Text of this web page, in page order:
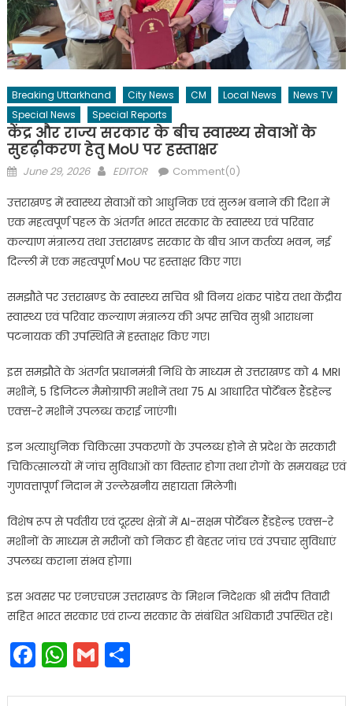
Breaking Uttarkhand City News CM Local News
News TV
Special News
Special Reports
केंद्र और राज्य सरकार के बीच स्वास्थ्य सेवाओं के
सुदृढ़ीकरण हेतु MoU पर हस्ताक्षर
Posted
June 29, 2026 Author
EDITOR Comment(0)
उत्तराखण्ड में स्वास्थ्य सेवाओं को आधुनिक एवं सुलभ बनाने की दिशा में
एक महत्वपूर्ण पहल के अंतर्गत भारत सरकार के स्वास्थ्य एवं परिवार
कल्याण मंत्रालय तथा उत्तराखण्ड सरकार के बीच आज कर्तव्य भवन, नई
दिल्ली में एक महत्वपूर्ण MoU पर हस्ताक्षर किए गए।
समझौते पर उत्तराखण्ड के स्वास्थ्य सचिव श्री विनय शंकर पांडेय तथा केंद्रीय
स्वास्थ्य एवं परिवार कल्याण मंत्रालय की अपर सचिव सुश्री आराधना
पटनायक की उपस्थिति में हस्ताक्षर किए गए।
इस समझौते के अंतर्गत प्रधानमंत्री निधि के माध्यम से उत्तराखण्ड को 4 MRI
मशीनें, 5 डिजिटल मैमोग्राफी मशीनें तथा 75 AI आधारित पोर्टेबल हैंडहेल्ड
एक्स-रे मशीनें उपलब्ध कराई जाएंगी।
इन अत्याधुनिक चिकित्सा उपकरणों के उपलब्ध होने से प्रदेश के सरकारी
चिकित्सालयों में जांच सुविधाओं का विस्तार होगा तथा रोगों के समयबद्ध एवं
गुणवत्तापूर्ण निदान में उल्लेखनीय सहायता मिलेगी।
विशेष रूप से पर्वतीय एवं दूरस्थ क्षेत्रों में AI-सक्षम पोर्टेबल हैंडहेल्ड एक्स-रे
मशीनों के माध्यम से मरीजों को निकट ही बेहतर जांच एवं उपचार सुविधाएं
उपलब्ध कराना संभव होगा।
इस अवसर पर एनएचएम उत्तराखण्ड के मिशन निदेशक श्री संदीप तिवारी
सहित भारत सरकार एवं राज्य सरकार के संबंधित अधिकारी उपस्थित रहे।
Facebook
WhatsApp
GmailShare